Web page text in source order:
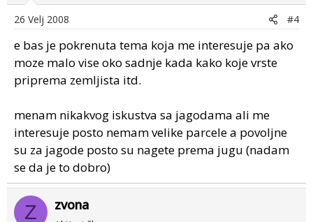
26 Velj 2008 #4
e bas je pokrenuta tema koja me interesuje pa ako
moze malo vise oko sadnje kada kako koje vrste
priprema zemljista itd.
menam nikakvog iskustva sa jagodama ali me
interesuje posto nemam velike parcele a povoljne
su za jagode posto su nagete prema jugu (nadam
se da je to dobro)
Z zvona